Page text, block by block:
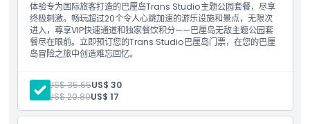
儿童成人政策
排除项
营业时间
体验专为国际旅客打造的巴厘岛Trans Studio主题公园套餐，尽享
终极刺激。畅玩超过20个令人心跳加速的游乐设施和景点，无限次
进入，尊享VIP快速通道和独家餐饮积分——巴厘岛无敌主题公园套
餐尽在眼前。立即预订您的Trans Studio巴厘岛门票，在您的巴厘
岛冒险之旅中创造难忘回忆。
门票：主题公园
成人: US$ 35.65US$ 30
儿童:
US$ 20.80US$ 17